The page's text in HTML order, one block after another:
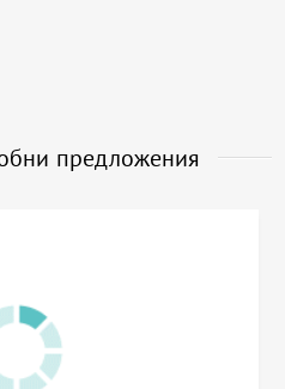
предложения